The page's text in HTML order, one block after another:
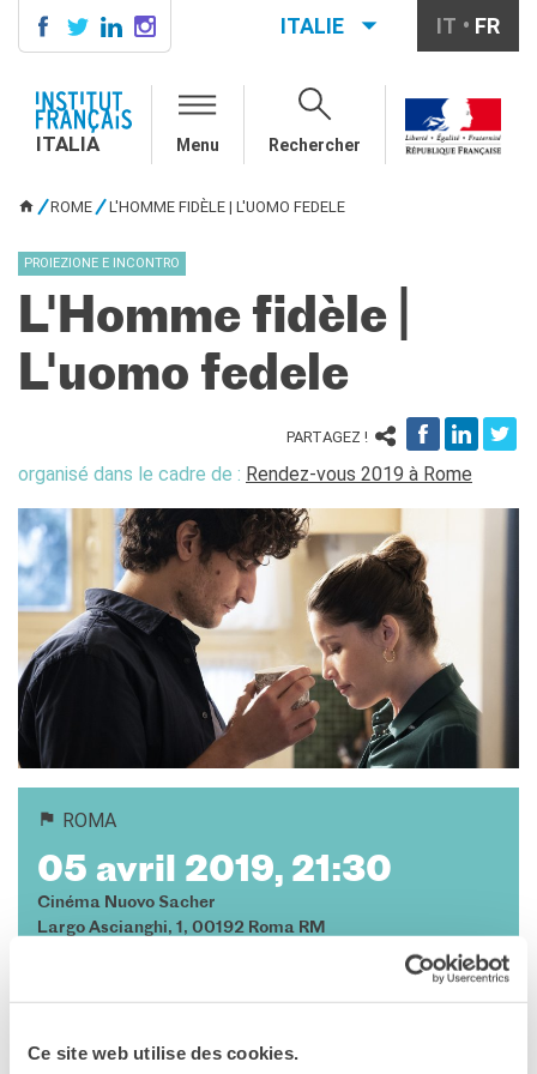
Ce site web utilise des cookies.
ÉCOLE & UNIVERSITÉ
Coopération universitaire
Étudier en France
LE PALAIS FARNÈSE
QUI SOMMES-NOUS ?
Contacts
Offres d'emplois/stages
RECHERCHER
ITALIE IT FR
ITALIA Menu Rechercher
ROME L'HOMME FIDÈLE | L'UOMO FEDELE
PROIEZIONE E INCONTRO
L'Homme fidèle |
L'uomo fedele
PARTAGEZ !
organisé dans le cadre de : Rendez-vous 2019 à Rome
ROMA
05 avril 2019, 21:30
Cinéma Nuovo Sacher
Largo Ascianghi, 1, 00192 Roma RM